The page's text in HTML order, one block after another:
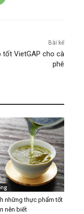
Bài kế
tốt VietGAP cho cà
phê
những thực phẩm tốt
nên biết